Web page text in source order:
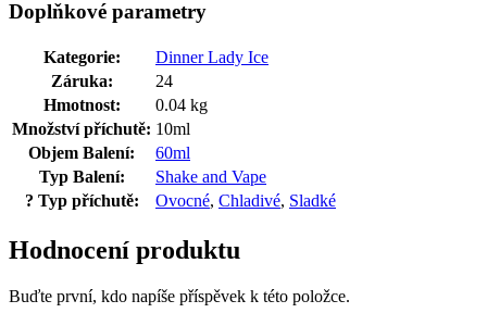
Doplňkové parametry
Kategorie:
Dinner Lady Ice
Záruka:
24
Hmotnost:
0.04 kg
Množství příchutě: 10ml
Objem Balení:
60ml
Typ Balení:
Shake and Vape
? Typ příchutě: Ovocné, Chladivé, Sladké
Hodnocení produktu
Buďte první, kdo napíše příspěvek k této položce.